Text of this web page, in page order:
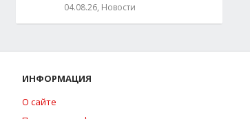
04.08.26, Новости
ИНФОРМАЦИЯ
О сайте